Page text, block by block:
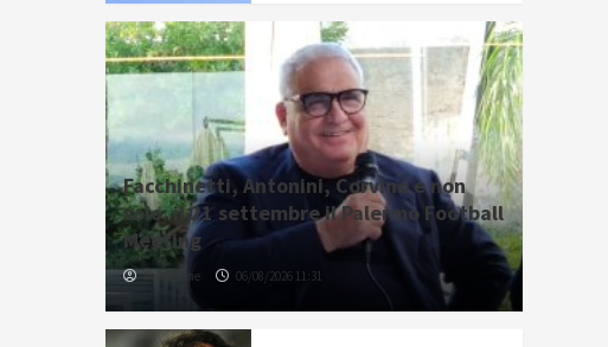
Facchinetti, Antonini, Corvino e non
solo: il 21 settembre il Palermo Football
Meeting
Redazione 06/08/2026 11:31